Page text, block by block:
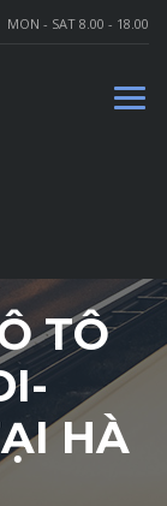
MON - SAT 8.00 - 18.00
TÔ
HÀ